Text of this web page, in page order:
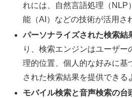
れには、自然言語処理（NLP
能（AI）などの技術が活用さ
パーソナライズされた検索結
り、検索エンジンはユーザー
理的位置、個人的な好みに基
された検索結果を提供できる
モバイル検索と音声検索の台